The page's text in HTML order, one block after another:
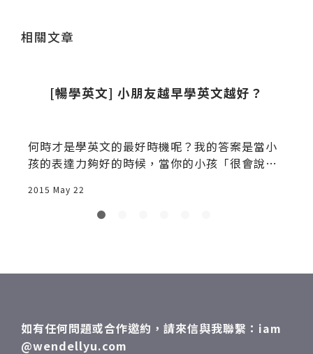
相關文章
[暢學英文] 小朋友越早學英文越好？
何時才是學英文的最好時機呢？我的答案是當小
孩的表達力夠好的時候，當你的小孩「很會說
班，當時由於生意冷清，好消息是很多時間可以
寫作，所以寫過一系列的「學英文」相關文章，
時的練習僅是基本，最好是每日都能接觸，才有
可能維持不墜的水準。這個領域太大太廣，所以
2015 May 22
如有任何問題或合作邀約，請來信與我聯繫：iam
@wendellyu.com